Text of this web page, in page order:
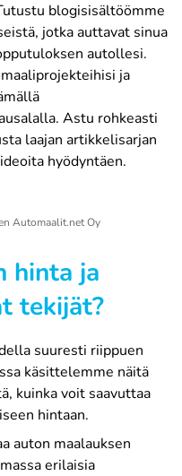
blogisisältöömme
jotka auttavat sinua
autollesi.
ja
Astu rohkeasti
laajan artikkelisarjan
hyödyntäen.
Automaalit.net Oy
hinta ja
tekijät?
suuresti riippuen
käsittelemme näitä
kuinka voit saavuttaa
hintaan.
auton maalauksen
erilaisia